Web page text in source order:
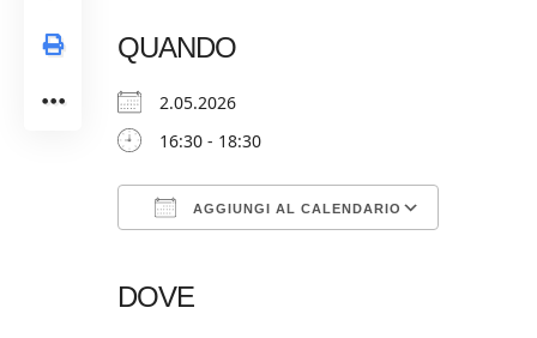
QUANDO
2.05.2026
16:30 - 18:30
AGGIUNGI AL CALENDARIO
DOVE